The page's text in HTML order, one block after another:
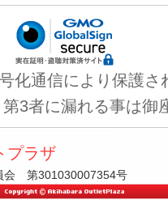
化通信により保護さ
3者に漏れる事は御
プラザ
会 第301030007354号